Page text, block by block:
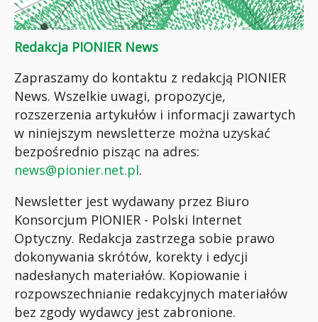
Redakcja PIONIER News
Zapraszamy do kontaktu z redakcją PIONIER
News. Wszelkie uwagi, propozycje,
rozszerzenia artykułów i informacji zawartych
w niniejszym newsletterze można uzyskać
bezpośrednio pisząc na adres:
news@pionier.net.pl.
Newsletter jest wydawany przez Biuro
Konsorcjum PIONIER - Polski Internet
Optyczny. Redakcja zastrzega sobie prawo
dokonywania skrótów, korekty i edycji
nadesłanych materiałów. Kopiowanie i
rozpowszechnianie redakcyjnych materiałów
bez zgody wydawcy jest zabronione.